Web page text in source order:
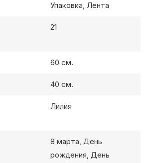
Упаковка, Лента
21
60 см.
40 см.
Лилия
8 марта, День
рождения, День